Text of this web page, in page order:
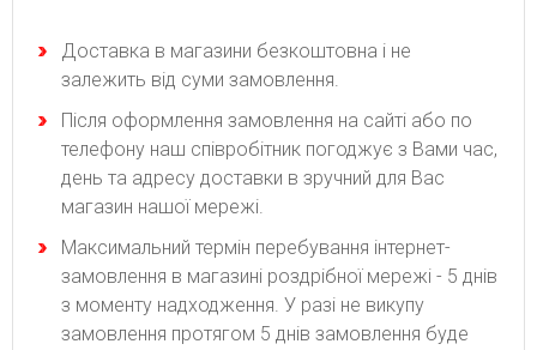
Доставка в магазини безкоштовна і не
залежить від суми замовлення.
Після оформлення замовлення на сайті або по
телефону наш співробітник погоджує з Вами час,
день та адресу доставки в зручний для Вас
магазин нашої мережі.
Максимальний термін перебування інтернет-
замовлення в магазині роздрібної мережі - 5 днів
з моменту надходження. У разі не викупу
замовлення протягом 5 днів замовлення буде